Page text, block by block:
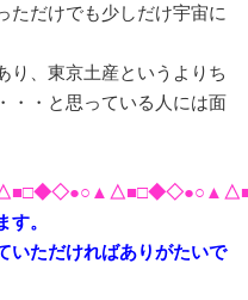
ただけでも少しだけ宇宙に
り、東京土産というよりち
・・と思っている人には面
。
いただければありがたいで